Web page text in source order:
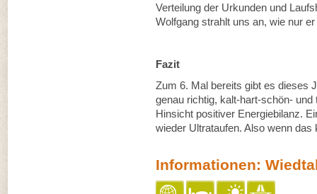
Verteilung der Urkunden und
Wolfgang strahlt uns an, wie nur
Fazit
Zum 6. Mal bereits gibt es dieses
genau richtig, kalt-hart-schön-
Hinsicht positiver Energiebilanz.
wieder Ultrataufen. Also wenn das
Informationen: